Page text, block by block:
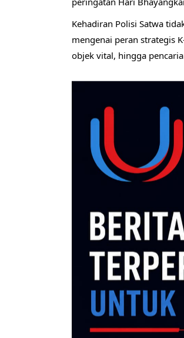
Kehadiran Polisi Satwa
mengenai peran strategis
objek vital, hingga